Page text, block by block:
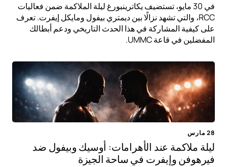
في 30 مايو، تستضيف يكاترينبورغ ليلة الملاكمة ضمن فعاليات
RCC، والتي تشهد نزالًا بين ديمتري بيفول ومايكل إيفرت. تعرف
على كيفية المشاركة في هذا الحدث التاريخي ودعم أبطالك
المفضلين في قاعة UMMC.
28 مارس
ليلة ملاكمة عند الأهرامات: أوسيك وبيفول ضد
فيرهوفن وإيفرت في ساحة الجيزة